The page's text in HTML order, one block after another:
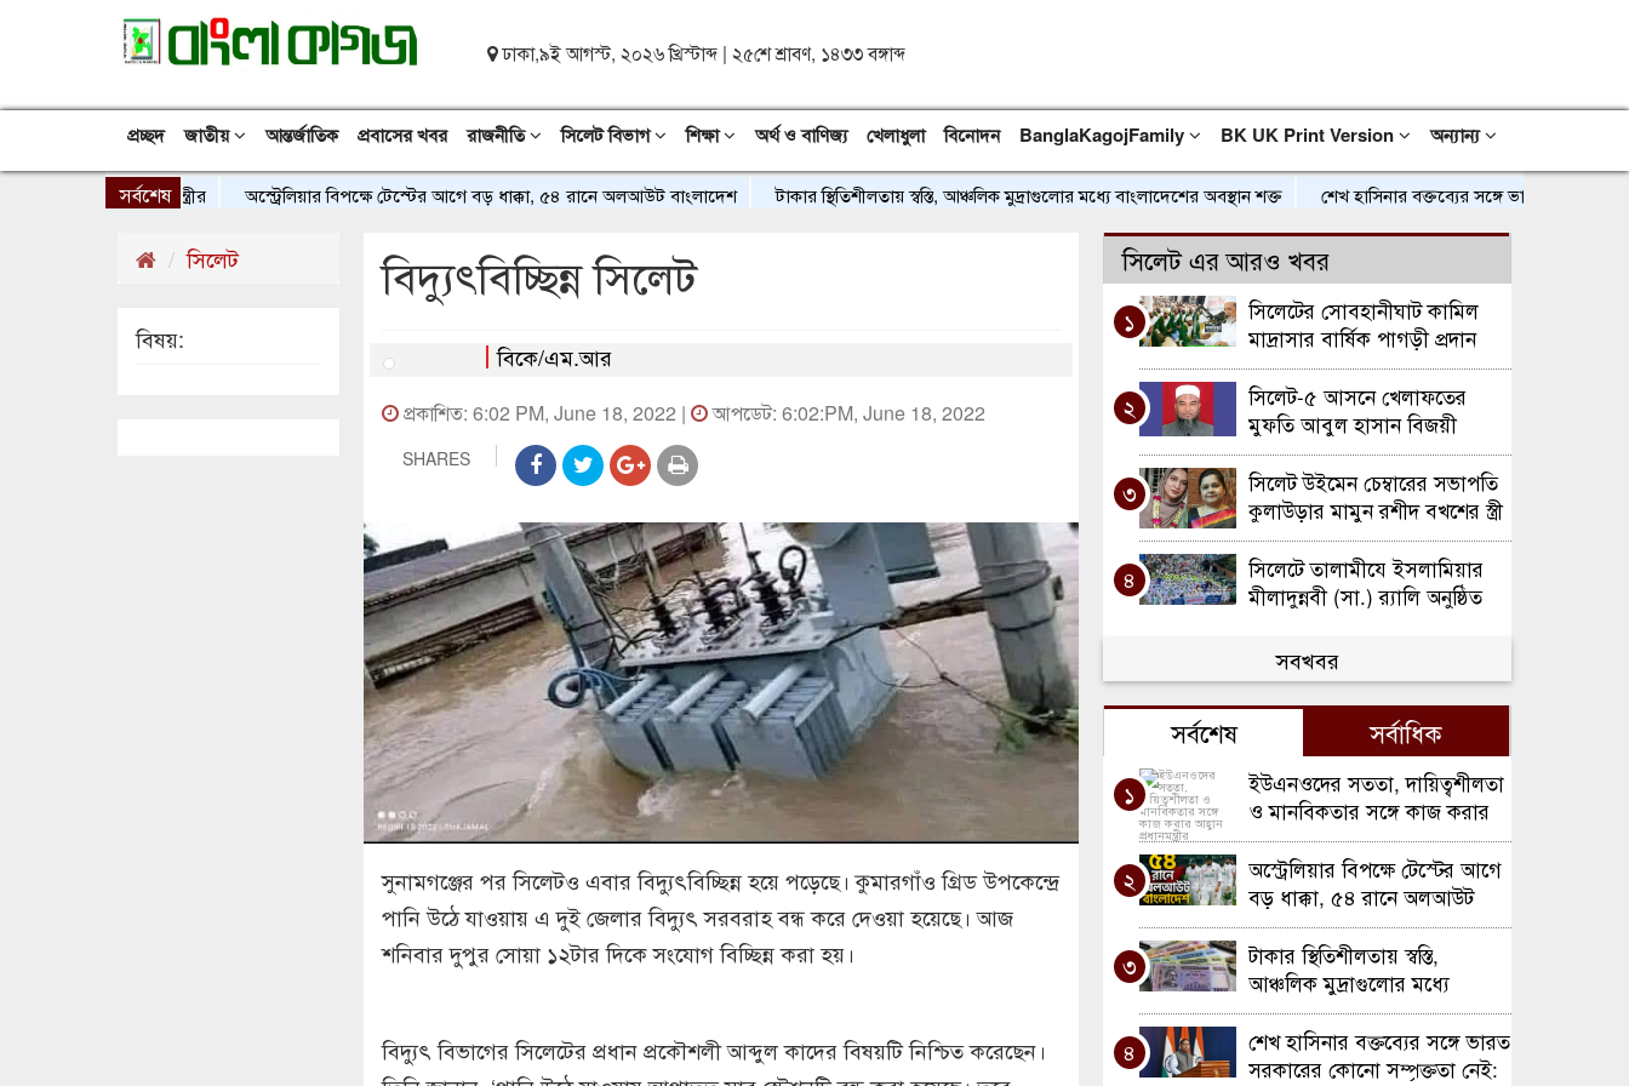
ঢাকা,৯ই আগস্ট, ২০২৬ খ্রিস্টাব্দ | ২৫শে শ্রাবণ, ১৪৩৩ বঙ্গাব্দ
প্রচ্ছদ জাতীয় আন্তর্জাতিক প্রবাসের খবর রাজনীতি সিলেট বিভাগ শিক্ষা অর্থ ও বাণিজ্য খেলাধুলা বিনোদন BanglaKagojFamily BK UK Print Version অন্যান্য
সর্বশেষ
আহ্বান প্রধানমন্ত্রীর অস্ট্রেলিয়ার বিপক্ষে টেস্টের আগে বড় ধাক্কা, ৫৪ রানে অলআউট বাংলাদেশ টাকার স্থিতিশীলতায় স্বস্তি, আঞ্চলিক মুদ্রাগুলোর মধ্যে বাংলাদেশের অবস্থান শক্ত শেখ হাসিনার বক্তব্যের সঙ্গে ভারত সরকারের
বিদ্যুৎবিচ্ছিন্ন সিলেট
বিকে/এম.আর
প্রকাশিত: 6:02 PM, June 18, 2022 | আপডেট: 6:02:PM, June 18, 2022
SHARES
সুনামগঞ্জের পর সিলেটও এবার বিদ্যুৎবিচ্ছিন্ন হয়ে পড়েছে। কুমারগাঁও গ্রিড উপকেন্দ্রে
পানি উঠে যাওয়ায় এ দুই জেলার বিদ্যুৎ সরবরাহ বন্ধ করে দেওয়া হয়েছে। আজ
শনিবার দুপুর সোয়া ১২টার দিকে সংযোগ বিচ্ছিন্ন করা হয়।
বিদ্যুৎ বিভাগের সিলেটের প্রধান প্রকৌশলী আব্দুল কাদের বিষয়টি নিশ্চিত করেছেন।
সিলেট
বিষয়:
সিলেট এর আরও খবর
১
সিলেটের সোবহানীঘাট কামিল
মাদ্রাসার বার্ষিক পাগড়ী প্রদান
২
সিলেট-৫ আসনে খেলাফতের
মুফতি আবুল হাসান বিজয়ী
৩
সিলেট উইমেন চেম্বারের সভাপতি
কুলাউড়ার মামুন রশীদ বখশের স্ত্রী
শম্পা, পরিচালক হলেন আরিফুল
হকের স্ত্রী
৪
সিলেটে তালামীযে ইসলামিয়ার
মীলাদুন্নবী (সা.) র‌্যালি অনুষ্ঠিত
ব্রিটেনের মন্ত্রী হলেন বিশ্বনাথের
রুশনারা আলী
সিলেট নগরকে আগাম বন্যার
কবল থেকে রক্ষা করতে সুরমা নদী
ড্রেজিং করা হবে : পানি সম্পদ
প্রতিমন্ত্রী
দুর্নীতির অভিযোগে এবার
বিশ্বনাথে মাদ্রাসা অধ্যক্ষের
এমপিও বন্ধ !
দক্ষিণ সুরমার মসজিদে ইফতার
মাহফিলে মিনারেল পানি দিলেন
সাংবাদিক জাবেদ আহমদ
বিশ্বনাথ উপজেলা নির্বাচনে
চেয়ারম্যান পদে লড়তে চান
আ’লীগ নেতা চেরাগ
সবখবর
সর্বশেষ সর্বাধিক
১
ইউএনওদের সততা, দায়িত্বশীলতা
ও মানবিকতার সঙ্গে কাজ করার
আহ্বান প্রধানমন্ত্রীর
২
অস্ট্রেলিয়ার বিপক্ষে টেস্টের আগে
বড় ধাক্কা, ৫৪ রানে অলআউট
বাংলাদেশ
৩
টাকার স্থিতিশীলতায় স্বস্তি,
আঞ্চলিক মুদ্রাগুলোর মধ্যে
বাংলাদেশের অবস্থান শক্ত
৪
শেখ হাসিনার বক্তব্যের সঙ্গে ভারত
সরকারের কোনো সম্পৃক্ততা নেই: